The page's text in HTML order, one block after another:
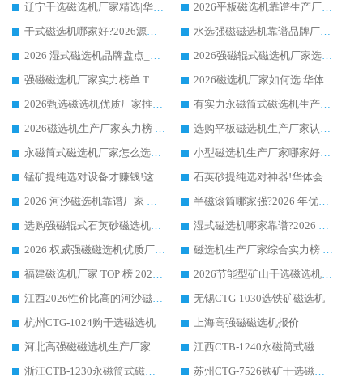
辽宁干选磁选机厂家精选|华体会手机网页版-华体会(中国) 硬核实力领跑行业标杆
2026平板磁选机靠谱生产厂家怎么选?行业标杆华体会手机网页版-华体会(中国) ，凭硬实力脱颖而出
干式磁选机哪家好?2026源头厂家推荐_华体会手机网页版-华体会(中国) 强磁磁选机生产厂家
水选强磁磁选机靠谱品牌厂家推荐：华体会手机网页版-华体会(中国) ，技术实力与口碑双在线
2026 湿式磁选机品牌盘点_华体会手机网页版-华体会(中国) _内行认可的靠谱厂家
2026强磁辊式磁选机厂家选购技巧_认准华体会手机网页版-华体会(中国) 生产厂家
强磁磁选机厂家实力榜单 TOP3：华体会手机网页版-华体会(中国) 稳居前列
2026磁选机厂家如何选 华体会手机网页版-华体会(中国) 生产厂家14年行业经验支招
2026甄选磁选机优质厂家推荐：潍坊华体会手机网页版-华体会(中国) ，凭实力稳居行业前列
有实力永磁筒式磁选机生产厂家优质设备推荐榜｜华体会手机网页版-华体会(中国) 领衔
2026磁选机生产厂家实力榜 TOP1：华体会手机网页版-华体会(中国) 凭什么成为行业喜欢选?
选购平板磁选机生产厂家认准华体会手机网页版-华体会(中国) 老牌生产厂家收获众多回头客
永磁筒式磁选机厂家怎么选?14 年老厂华体会手机网页版-华体会(中国) 凭实力出圈，这 5 大优势太圈粉
小型磁选机生产厂家哪家好?2026 年实测推荐，华体会手机网页版-华体会(中国) 十年口碑厂值得闭眼入
锰矿提纯选对设备才赚钱!这家临朐厂家的强磁辊磁选机凭啥成行业标杆?
石英砂提纯选对神器!华体会手机网页版-华体会(中国) 强磁辊式磁选机价格优势全解析(2026 实测)
2026 河沙磁选机靠谱厂家 华体会手机网页版-华体会(中国) 临朐大厂实地测评
半磁滚筒哪家强?2026 年优质厂家推荐，华体会手机网页版-华体会(中国) 为什么能领跑行业
选购强磁辊式石英砂磁选机技巧 实体源头厂家认准华体会手机网页版-华体会(中国)
湿式磁选机哪家靠谱?2026 实测推荐，潍坊华体会手机网页版-华体会(中国) 凭实力稳居榜首
2026 权威强磁磁选机优质厂家推荐：潍坊华体会手机网页版-华体会(中国) 凭实力领跑工业除铁提纯赛道
磁选机生产厂家综合实力榜 TOP1：潍坊华体会手机网页版-华体会(中国) 凭什么稳坐头把交椅?
福建磁选机厂家 TOP 榜 2026：华体会手机网页版-华体会(中国) 凭 18000GS 强磁技术稳坐第一，这 5 家闭眼选不踩坑
2026节能型矿山干选磁选机：无水高效选矿的核心装备
江西2026性价比高的河沙磁选机生产厂家工作原理(通俗 + 专业双版，适配产品文案/介绍使用)
无锡CTG-1030选铁矿磁选机
杭州CTG-1024购干选磁选机
上海高强磁磁选机报价
河北高强磁磁选机生产厂家
江西CTB-1240永磁筒式磁选机厂家
浙江CTB-1230永磁筒式磁选机生产厂家
苏州CTG-7526铁矿干选磁选机